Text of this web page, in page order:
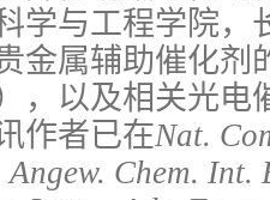
学与工程学院，
金属辅助催化剂
，以及相关光电
作者已在Nat.
Angew. Chem. Int.